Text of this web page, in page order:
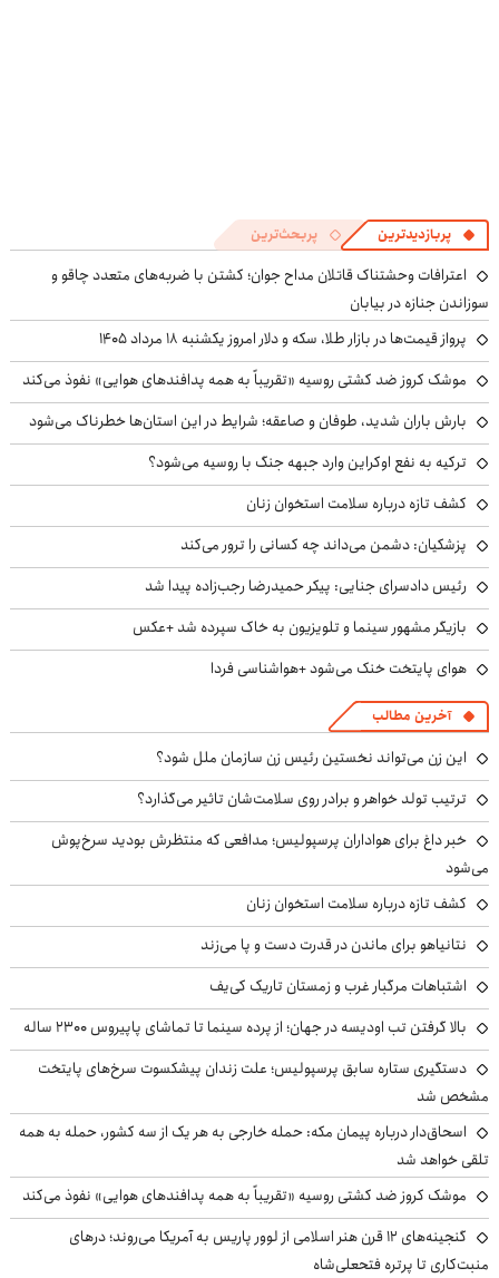
پربازدیدترین پربحث‌ترین
اعترافات وحشتناک قاتلان مداح جوان؛ کشتن با ضربه‌های متعدد چاقو و
سوزاندن جنازه در بیابان
پرواز قیمت‌ها در بازار طلا، سکه و دلار امروز یکشنبه ۱۸ مرداد ۱۴۰۵
موشک کروز ضد کشتی روسیه «تقریباً به همه پدافندهای هوایی» نفوذ می‌کند
بارش باران شدید، طوفان و صاعقه؛ شرایط در این استان‌ها خطرناک می‌شود
ترکیه به نفع اوکراین وارد جبهه جنگ با روسیه می‌شود؟
کشف تازه درباره سلامت استخوان زنان
پزشکیان: دشمن می‌داند چه کسانی را ترور می‌کند
رئیس دادسرای جنایی: پیکر حمیدرضا رجب‌زاده پیدا شد
بازیگر مشهور سینما و تلویزیون به خاک سپرده شد +عکس
هوای پایتخت خنک می‌شود +هواشناسی فردا
آخرین مطالب
این زن می‌تواند نخستین رئیس زن سازمان ملل شود؟
ترتیب تولد خواهر و برادر روی سلامت‌شان تاثیر می‌گذارد؟
خبر داغ برای هواداران پرسپولیس؛ مدافعی که منتظرش بودید سرخ‌پوش
می‌شود
کشف تازه درباره سلامت استخوان زنان
نتانیاهو برای ماندن در قدرت دست و پا می‌زند
اشتباهات مرگبار غرب و زمستان تاریک کی‌یف
بالا گرفتن تب اودیسه در جهان؛ از پرده سینما تا تماشای پاپیروس ۲۳۰۰ ساله
دستگیری ستاره سابق پرسپولیس؛ علت زندان پیشکسوت سرخ‌های پایتخت
مشخص شد
اسحاق‌دار درباره پیمان مکه: حمله خارجی به هر یک از سه کشور، حمله به همه
تلقی خواهد شد
موشک کروز ضد کشتی روسیه «تقریباً به همه پدافندهای هوایی» نفوذ می‌کند
گنجینه‌های ۱۲ قرن هنر اسلامی از لوور پاریس به آمریکا می‌روند؛ درهای
منبت‌کاری تا پرتره فتحعلی‌شاه